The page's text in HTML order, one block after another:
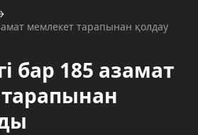
мемлекет тарапынан қолдау
бар 185 азамат